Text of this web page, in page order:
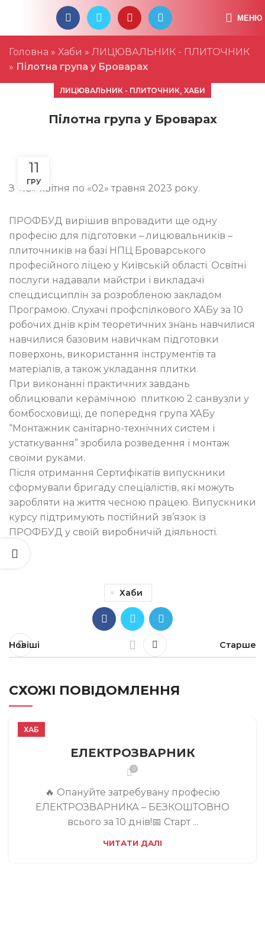
МЕНЮ
Головна » Хаби » ЛИЦЮВАЛЬНИК - ПЛИТОЧНИК
» Пілотна група у Броварах
ЛИЦЮВАЛЬНИК - ПЛИТОЧНИК, ХАБИ
Пілотна група у Броварах
11
ГРУ
З «18» квітня по «02» травня 2023 року.
ПРОФБУД вирішив впровадити ще одну
професію для підготовки – лицювальників –
плиточників на базі НПЦ Броварського
професійного ліцею у Київській області. Освітні
послуги надавали майстри і викладачі
спецдисциплін за розробленою закладом
Програмою. Слухачі профспілкового ХАБу за 10
робочих днів крім теоретичних знань навчилися
навчилися базовим навичкам підготовки
поверхонь, використання інструментів та
матеріалів, а також укладання плитки.
При виконанні практичних завдань
облицювали керамічною плиткою 2 санвузли у
бомбосховищі, де попередня група ХАБу
“Монтажник санітарно-технічних систем і
устаткування” зробила розведення і монтаж
своїми руками.
Після отримання Сертифікатів випускники
сформували бригаду спеціалістів, які можуть
заробляти на життя чесною працею. Випускники
курсу підтримують постійний зв’язок із
ПРОФБУД у своїй виробничій діяльності.
Хаби
Новіші Старше
СХОЖІ ПОВІДОМЛЕННЯ
ХАБ
ЕЛЕКТРОЗВАРНИК
0
🔥 Опануйте затребувану професію
ЕЛЕКТРОЗВАРНИКА – БЕЗКОШТОВНО
всього за 10 днів!📅 Старт ...
ЧИТАТИ ДАЛІ
ПРОФБУД - СИЛА В ЄДНОСТІ